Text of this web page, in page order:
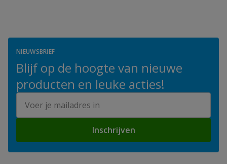
NIEUWSBRIEF
Blijf op de hoogte van nieuwe
producten en leuke acties!
Inschrijven